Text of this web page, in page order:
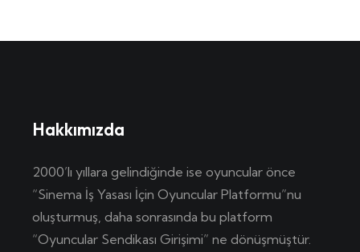
Hakkımızda
2000’lı yıllara gelindiğinde ise oyuncular önce
“Sinema İş Yasası İçin Oyuncular Platformu”nu
oluşturmuş, daha sonrasında bu platform
“Oyuncular Sendikası Girişimi” ne dönüşmüştür.